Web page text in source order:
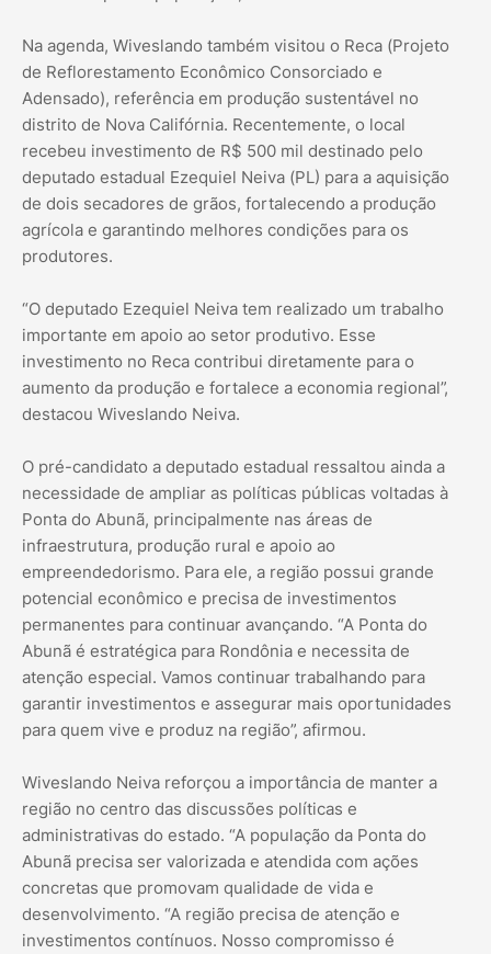
Na agenda, Wiveslando também visitou o Reca (Projeto
de Reflorestamento Econômico Consorciado e
Adensado), referência em produção sustentável no
distrito de Nova Califórnia. Recentemente, o local
recebeu investimento de R$ 500 mil destinado pelo
deputado estadual Ezequiel Neiva (PL) para a aquisição
de dois secadores de grãos, fortalecendo a produção
agrícola e garantindo melhores condições para os
produtores.
“O deputado Ezequiel Neiva tem realizado um trabalho
importante em apoio ao setor produtivo. Esse
investimento no Reca contribui diretamente para o
aumento da produção e fortalece a economia regional”,
destacou Wiveslando Neiva.
O pré-candidato a deputado estadual ressaltou ainda a
necessidade de ampliar as políticas públicas voltadas à
Ponta do Abunã, principalmente nas áreas de
infraestrutura, produção rural e apoio ao
empreendedorismo. Para ele, a região possui grande
potencial econômico e precisa de investimentos
permanentes para continuar avançando. “A Ponta do
Abunã é estratégica para Rondônia e necessita de
atenção especial. Vamos continuar trabalhando para
garantir investimentos e assegurar mais oportunidades
para quem vive e produz na região”, afirmou.
Wiveslando Neiva reforçou a importância de manter a
região no centro das discussões políticas e
administrativas do estado. “A população da Ponta do
Abunã precisa ser valorizada e atendida com ações
concretas que promovam qualidade de vida e
desenvolvimento. “A região precisa de atenção e
investimentos contínuos. Nosso compromisso é